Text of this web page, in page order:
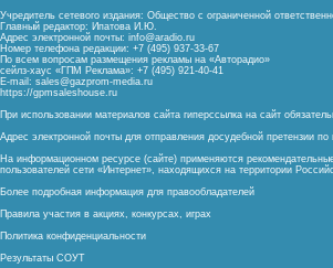
Учредитель сетевого издания: Общество с ограниченной
Главный редактор: Ипатова И.Ю.
Адрес электронной почты: info@aradio.ru
Номер телефона редакции: +7 (495) 937-33-67
По всем вопросам размещения рекламы на «Авторадио»
сейлз-хаус «ГПМ Реклама»: +7 (495) 921-40-41
E-mail: sales@gazprom-media.ru
https://gpmsaleshouse.ru
При использовании материалов сайта гиперссылка на сайт
Адрес электронной почты для отправления досудебной претензии
На информационном ресурсе (сайте) применяются
пользователей сети «Интернет», находящихся на территории
Более подробная информация для правообладателей
Правила участия в акциях, конкурсах, играх
Политика конфиденциальности
Результаты СОУТ